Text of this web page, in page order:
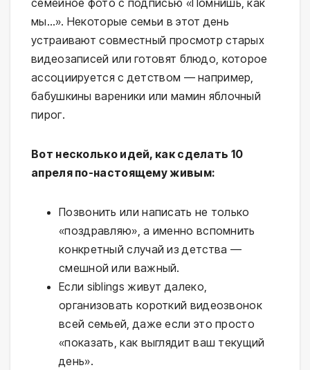
мы…». Некоторые семьи в этот день
устраивают совместный просмотр старых
видеозаписей или готовят блюдо, которое
ассоциируется с детством — например,
бабушкины вареники или мамин яблочный
пирог.
Вот несколько идей, как сделать 10
апреля по-настоящему живым:
Позвонить или написать не только
«поздравляю», а именно вспомнить
конкретный случай из детства —
смешной или важный.
Если siblings живут далеко,
организовать короткий видеозвонок
всей семьей, даже если это просто
«показать, как выглядит ваш текущий
день».